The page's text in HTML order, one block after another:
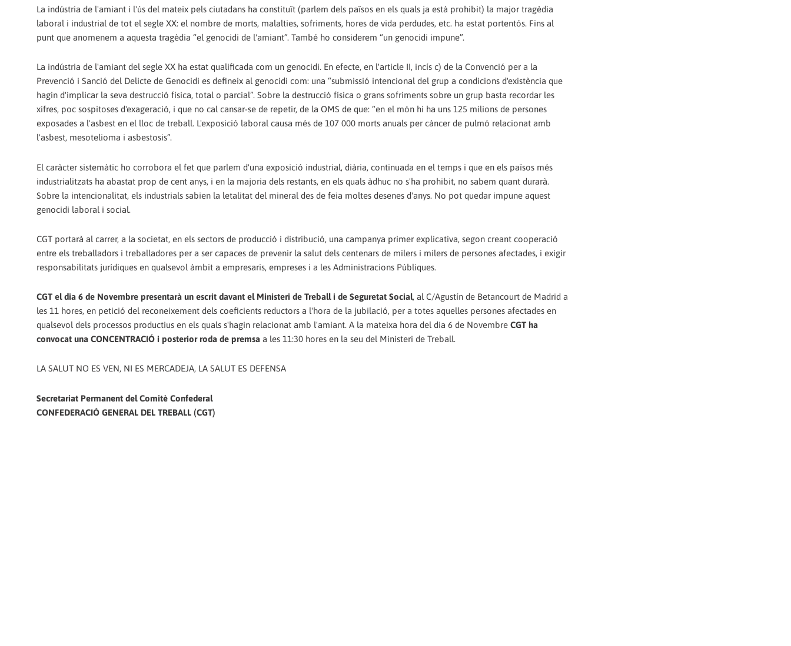
La indústria de l'amiant i l'ús del mateix pels ciutadans ha constituït (parlem dels països en els quals ja està prohibit) la major tragèdia
laboral i industrial de tot el segle XX: el nombre de morts, malalties, sofriments, hores de vida perdudes, etc. ha estat portentós. Fins al
punt que anomenem a aquesta tragèdia “el genocidi de l'amiant”. També ho considerem “un genocidi impune”.
La indústria de l'amiant del segle XX ha estat qualificada com un genocidi. En efecte, en l'article II, incís c) de la Convenció per a la
Prevenció i Sanció del Delicte de Genocidi es defineix al genocidi com: una “submissió intencional del grup a condicions d'existència que
hagin d'implicar la seva destrucció física, total o parcial”. Sobre la destrucció física o grans sofriments sobre un grup basta recordar les
xifres, poc sospitoses d'exageració, i que no cal cansar-se de repetir, de la OMS de que: “en el món hi ha uns 125 milions de persones
exposades a l'asbest en el lloc de treball. L'exposició laboral causa més de 107 000 morts anuals per càncer de pulmó relacionat amb
l'asbest, mesotelioma i asbestosis”.
El caràcter sistemàtic ho corrobora el fet que parlem d'una exposició industrial, diària, continuada en el temps i que en els països més
industrialitzats ha abastat prop de cent anys, i en la majoria dels restants, en els quals àdhuc no s'ha prohibit, no sabem quant durarà.
Sobre la intencionalitat, els industrials sabien la letalitat del mineral des de feia moltes desenes d'anys. No pot quedar impune aquest
genocidi laboral i social.
CGT portarà al carrer, a la societat, en els sectors de producció i distribució, una campanya primer explicativa, segon creant cooperació
entre els treballadors i treballadores per a ser capaces de prevenir la salut dels centenars de milers i milers de persones afectades, i exigir
responsabilitats jurídiques en qualsevol àmbit a empresaris, empreses i a les Administracions Públiques.
CGT el dia 6 de Novembre presentarà un escrit davant el Ministeri de Treball i de Seguretat Social, al C/Agustín de Betancourt de Madrid a
les 11 hores, en petició del reconeixement dels coeficients reductors a l'hora de la jubilació, per a totes aquelles persones afectades en
qualsevol dels processos productius en els quals s'hagin relacionat amb l'amiant. A la mateixa hora del dia 6 de Novembre CGT ha
convocat una CONCENTRACIÓ i posterior roda de premsa a les 11:30 hores en la seu del Ministeri de Treball.
LA SALUT NO ES VEN, NI ES MERCADEJA, LA SALUT ES DEFENSA
Secretariat Permanent del Comitè Confederal
CONFEDERACIÓ GENERAL DEL TREBALL (CGT)